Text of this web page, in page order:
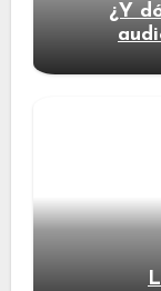
¿Y